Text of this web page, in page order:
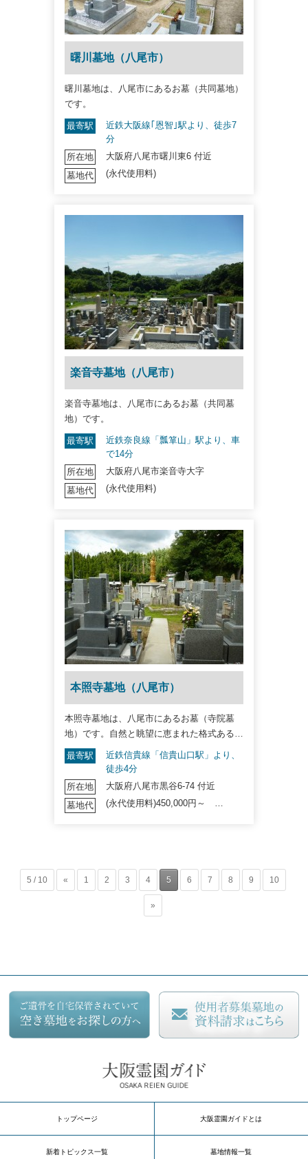
曙川墓地（八尾市）
曙川墓地は、八尾市にあるお墓（共同墓地）
です。
最寄駅
近鉄大阪線｢恩智｣駅より、徒歩7
分
所在地
大阪府八尾市曙川東6 付近
墓地代
(永代使用料)
楽音寺墓地（八尾市）
楽音寺墓地は、八尾市にあるお墓（共同墓
地）です。
最寄駅
近鉄奈良線「瓢箪山」駅より、車
で14分
所在地
大阪府八尾市楽音寺大字
墓地代
(永代使用料)
本照寺墓地（八尾市）
本照寺墓地は、八尾市にあるお墓（寺院墓
地）です。自然と眺望に恵まれた格式ある…
最寄駅
近鉄信貴線「信貴山口駅」より、
徒歩4分
所在地
大阪府八尾市黒谷6-74 付近
墓地代
(永代使用料)450,000円～ …
5 / 10 « 1 2 3 4 5 6 7 8 9 10
»
トップページ 大阪霊園ガイドとは
新着トピックス一覧 墓地情報一覧